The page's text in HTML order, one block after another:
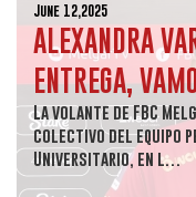
June 12,2025
ALEXANDRA
ENTREGA,
La volante de FBC
colectivo del equipo
Universitario, en l…